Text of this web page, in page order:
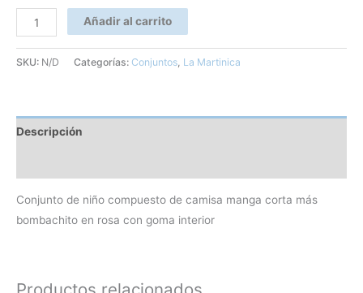
Añadir al carrito
SKU: N/D Categorías: Conjuntos, La Martinica
Descripción
Conjunto de niño compuesto de camisa manga corta más
bombachito en rosa con goma interior